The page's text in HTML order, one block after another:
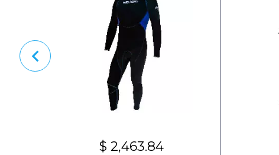
$ 2,463.84